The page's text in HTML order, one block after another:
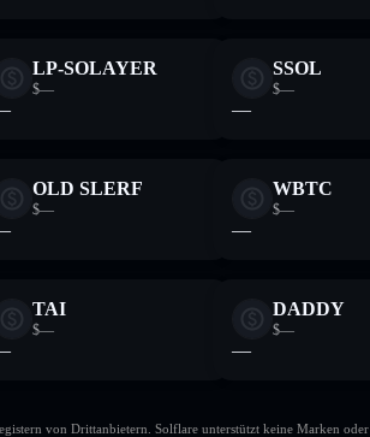
LP-SOLAYER
$—
SSOL
$—
—
OLD SLERF
$—
WBTC
$—
—
TAI
$—
DADDY
$—
—
von Drittanbietern. Solflare unterstützt keine Marken oder